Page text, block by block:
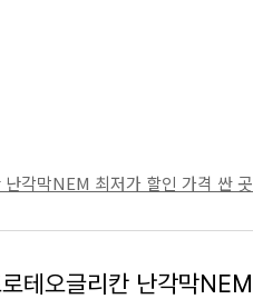
각막NEM 최저가 할인 가격 싼 곳